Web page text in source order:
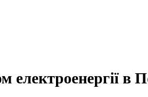
електроенергії в